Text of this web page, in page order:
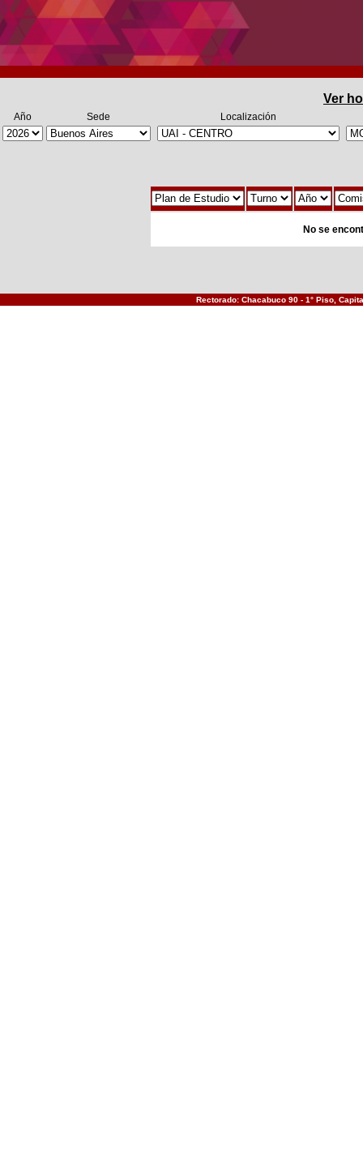
Ver
Año Sede Localización
No se
Rectorado: Chacabuco 90 - 1° Piso,